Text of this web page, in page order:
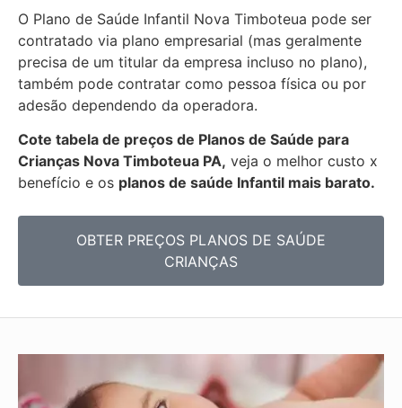
O Plano de Saúde Infantil Nova Timboteua pode ser
contratado via plano empresarial (mas geralmente
precisa de um titular da empresa incluso no plano),
também pode contratar como pessoa física ou por
adesão dependendo da operadora.
Cote tabela de preços de Planos de Saúde para
Crianças Nova Timboteua PA, veja o melhor custo x
benefício e os planos de saúde Infantil mais barato.
OBTER PREÇOS PLANOS DE SAÚDE
CRIANÇAS